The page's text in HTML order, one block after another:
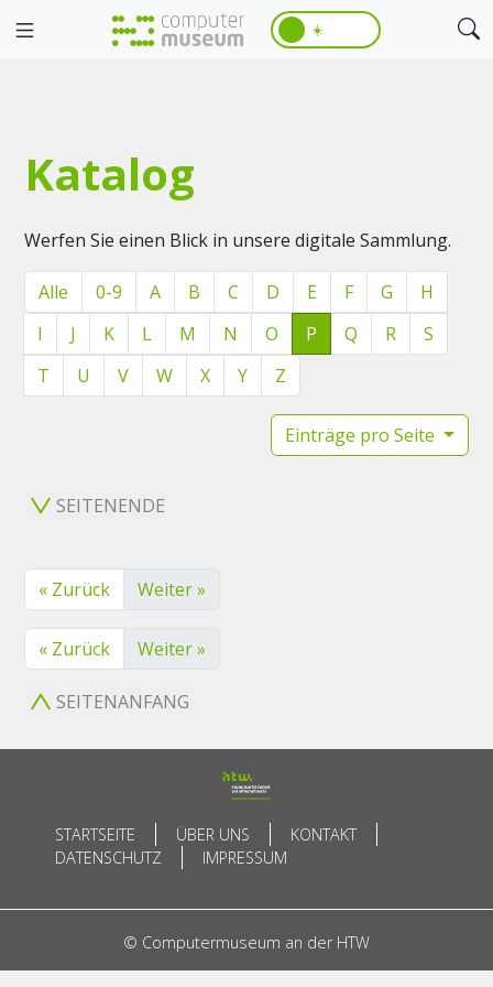
☀️
Katalog
Werfen Sie einen Blick in unsere digitale Sammlung.
Alle 0-9 A B C D E F G
H
I
J K L M N O P Q R
S
T
U V W X Y Z
Einträge pro Seite
SEITENENDE
« Zurück Weiter »
« Zurück Weiter »
SEITENANFANG
STARTSEITE ÜBER UNS
KONTAKT
DATENSCHUTZ
IMPRESSUM
© Computermuseum an der HTW